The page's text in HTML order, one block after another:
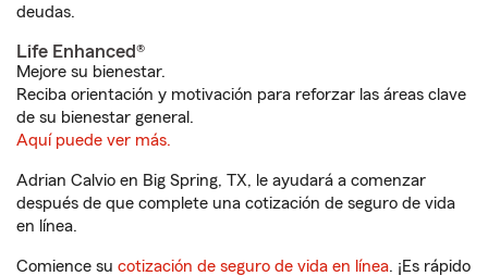
deudas.
Life Enhanced®
Mejore su bienestar.
Reciba orientación y motivación para reforzar las áreas clave
de su bienestar general.
Aquí puede ver más.
Adrian Calvio en Big Spring, TX, le ayudará a comenzar
después de que complete una cotización de seguro de vida
en línea.
Comience su cotización de seguro de vida en línea. ¡Es rápido